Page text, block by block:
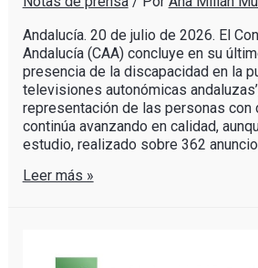
Andalucía. 20 de julio de 2026. El
Andalucía (CAA) concluye en su
presencia de la discapacidad en la
televisiones autonómicas
representación de las personas con
continúa avanzando en calidad,
estudio, realizado sobre 362
Leer más »